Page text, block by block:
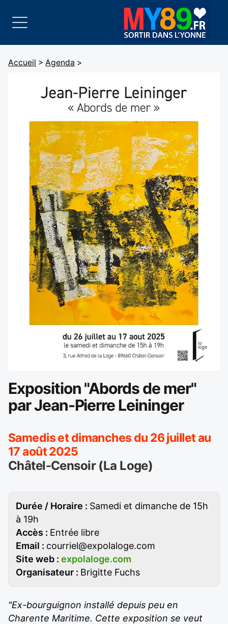
Accueil > Agenda >
Exposition "Abords de mer"
par Jean-Pierre Leininger
Samedis et dimanches du 26 juillet au
17 août 2025
Châtel-Censoir (La Loge)
Durée / Horaire : Samedi et dimanche de 15h
à 19h
Accès : Entrée libre
Email : courriel@expolaloge.com
Site web : expolaloge.com
Organisateur : Brigitte Fuchs
"Ex-bourguignon installé depuis peu en
Charente Maritime. Cette exposition se veut